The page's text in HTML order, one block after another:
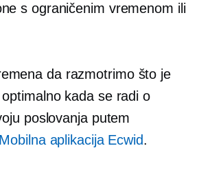
s ograničenim vremenom ili
da razmotrimo što je
kada se radi o
poslovanja putem
Mobilna aplikacija Ecwid.